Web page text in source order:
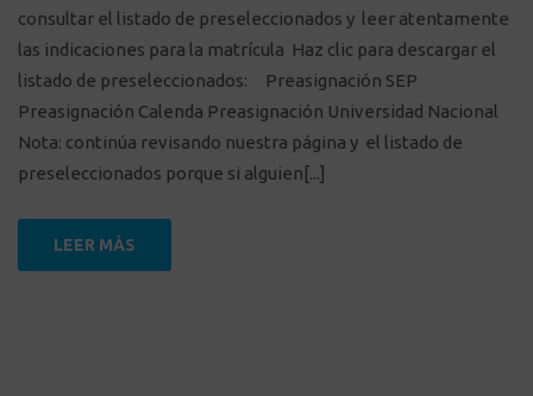
consultar el listado de preseleccionados y leer atentamente
las indicaciones para la matrícula Haz clic para descargar el
listado de preseleccionados: Preasignación SEP
Preasignación Calenda Preasignación Universidad Nacional
Nota: continúa revisando nuestra página y el listado de
preseleccionados porque si alguien[...]
LEER MÁS